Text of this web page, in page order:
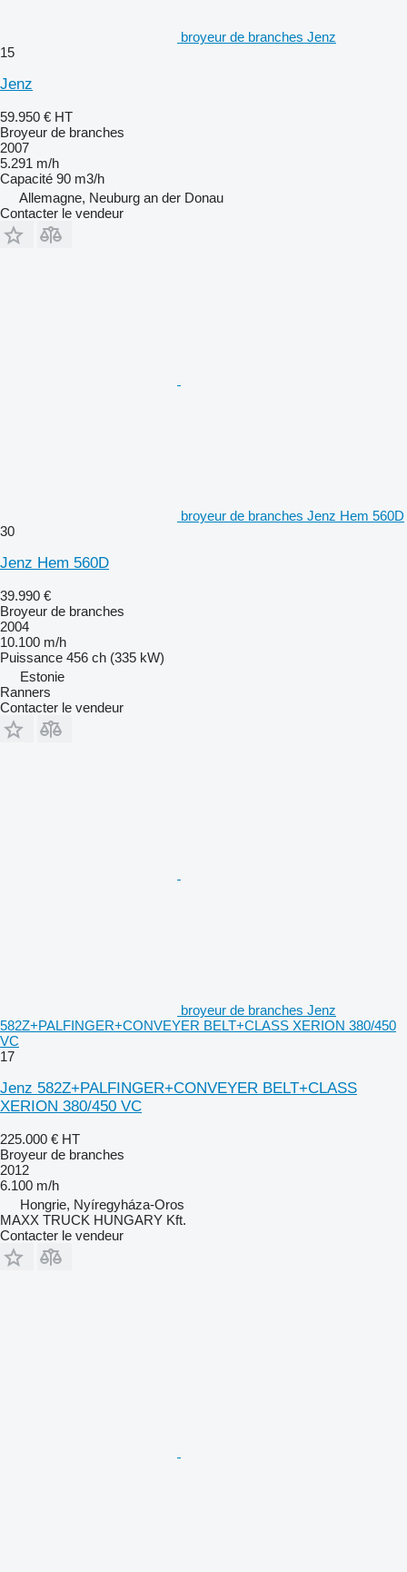
broyeur de branches Jenz
15
Jenz
59.950 € HT
Broyeur de branches
2007
5.291 m/h
Capacité 90 m3/h
Allemagne, Neuburg an der Donau
Contacter le vendeur
broyeur de branches Jenz Hem 560D
30
Jenz Hem 560D
39.990 €
Broyeur de branches
2004
10.100 m/h
Puissance 456 ch (335 kW)
Estonie
Ranners
Contacter le vendeur
broyeur de branches Jenz
582Z+PALFINGER+CONVEYER BELT+CLASS XERION 380/450
VC
17
Jenz 582Z+PALFINGER+CONVEYER BELT+CLASS
XERION 380/450 VC
225.000 € HT
Broyeur de branches
2012
6.100 m/h
Hongrie, Nyíregyháza-Oros
MAXX TRUCK HUNGARY Kft.
Contacter le vendeur